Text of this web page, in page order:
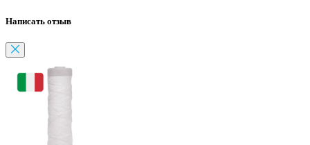
Написать отзыв